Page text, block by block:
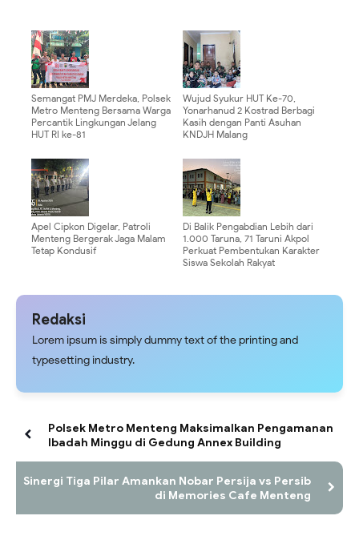
Semangat PMJ Merdeka, Polsek
Metro Menteng Bersama Warga
Percantik Lingkungan Jelang
HUT RI ke-81
Wujud Syukur HUT Ke-70,
Yonarhanud 2 Kostrad Berbagi
Kasih dengan Panti Asuhan
KNDJH Malang
Apel Cipkon Digelar, Patroli
Menteng Bergerak Jaga Malam
Tetap Kondusif
Di Balik Pengabdian Lebih dari
1.000 Taruna, 71 Taruni Akpol
Perkuat Pembentukan Karakter
Siswa Sekolah Rakyat
Redaksi
Lorem ipsum is simply dummy text of the printing and
typesetting industry.
Polsek Metro Menteng Maksimalkan Pengamanan
Ibadah Minggu di Gedung Annex Building
Sinergi Tiga Pilar Amankan Nobar Persija vs Persib
di Memories Cafe Menteng